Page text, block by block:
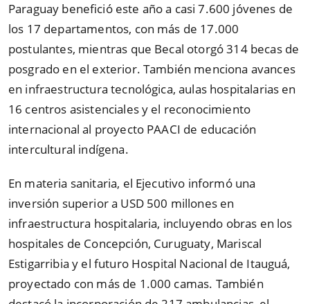
Paraguay benefició este año a casi 7.600 jóvenes de
los 17 departamentos, con más de 17.000
postulantes, mientras que Becal otorgó 314 becas de
posgrado en el exterior. También menciona avances
en infraestructura tecnológica, aulas hospitalarias en
16 centros asistenciales y el reconocimiento
internacional al proyecto PAACI de educación
intercultural indígena.
En materia sanitaria, el Ejecutivo informó una
inversión superior a USD 500 millones en
infraestructura hospitalaria, incluyendo obras en los
hospitales de Concepción, Curuguaty, Mariscal
Estigarribia y el futuro Hospital Nacional de Itauguá,
proyectado con más de 1.000 camas. También